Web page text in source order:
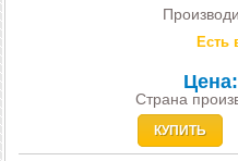
Есть
Цена:
Страна
КУПИТЬ